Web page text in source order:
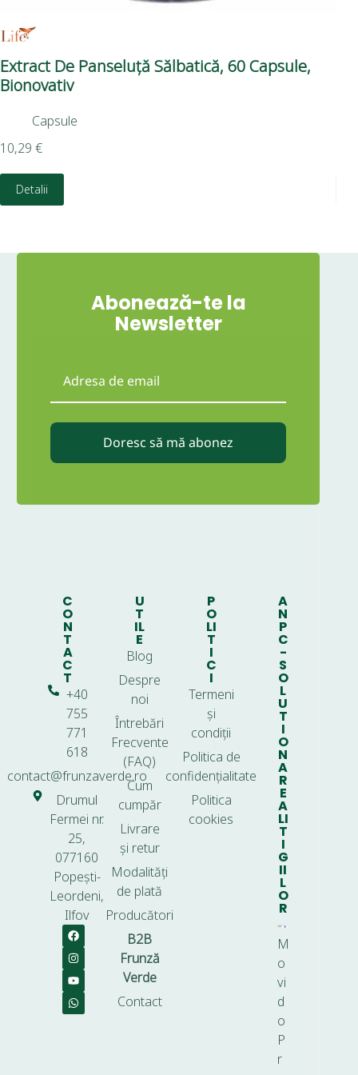
​Extract De Panseluță Sălbatică, 60 Capsule,
Bionovativ
Capsule
10,29 €
Detalii
Abonează-te la
Newsletter
Doresc să mă abonez
C
O
N
T
A
C
T
+40
755
771
618
contact@frunzaverde.ro
Drumul
Fermei nr.
25,
077160
Popești-
Leordeni,
Ilfov
U
T
IL
E
Blog
Despre
noi
Întrebări
Frecvente
(FAQ)
Cum
cumpăr
Livrare
și retur
Modalități
de plată
Producători
B2B
Frunză
Verde
Contact
P
O
LI
T
I
C
I
Termeni
și
condiții
Politica de
confidențialitate
Politica
cookies
A
N
P
C
-
S
O
L
U
T
I
O
N
A
R
E
A
LI
T
I
G
II
L
O
R
M
o
vi
d
o
P
r